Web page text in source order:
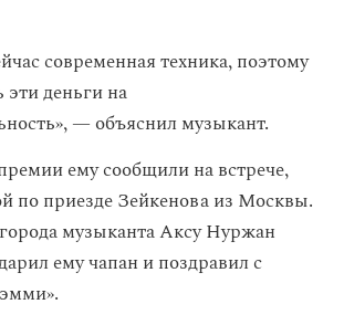
современная техника, поэтому
эти деньги на
— объяснил музыкант.
ему сообщили на встрече,
по приезде Зейкенова из Москвы.
музыканта Аксу Нуржан
ему чапан и поздравил с